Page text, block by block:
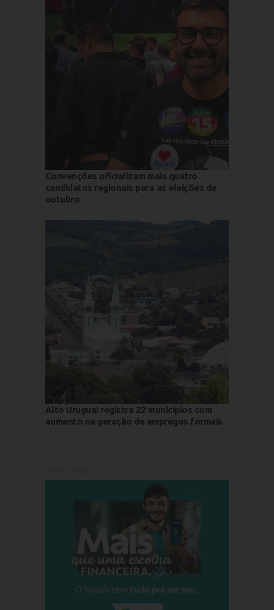
Convenções oficializam mais quatro
candidatos regionais para as eleições de
outubro
Alto Uruguai registra 22 municípios com
aumento na geração de empregos formais